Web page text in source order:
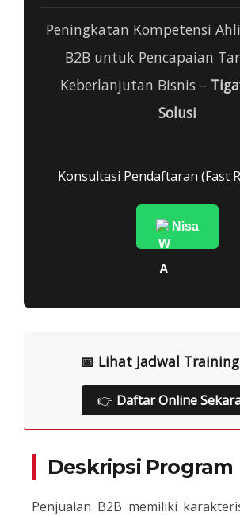
Peningkatan Kompetensi
B2B untuk Pencapaian
Keberlanjutan Bisnis –
Solusi
Konsultasi Pendaftaran (Fast
Nisa
📅 Lihat Jadwal
👉 Daftar Online
Deskripsi Program
Penjualan B2B memiliki